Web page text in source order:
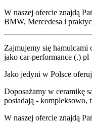
W naszej ofercie znajdą
BMW, Mercedesa i
Zajmujemy się
jako car-performance (.) pl
Jako jedyni w Polsce
Doposażamy w ceramikę
posiadają - kompleksowo,
W naszej ofercie znajdą